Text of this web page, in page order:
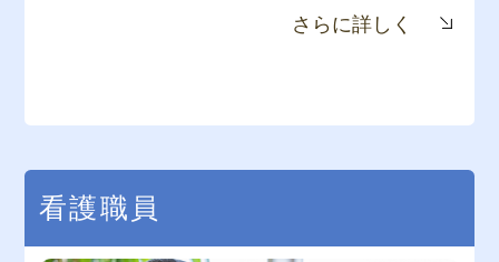
さらに詳しく
看護職員